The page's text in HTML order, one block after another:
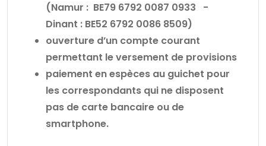
(Namur : BE79 6792 0087 0933 -
Dinant : BE52 6792 0086 8509)
ouverture d’un compte courant
permettant le versement de provisions
paiement en espèces au guichet pour
les correspondants qui ne disposent
pas de carte bancaire ou de
smartphone.